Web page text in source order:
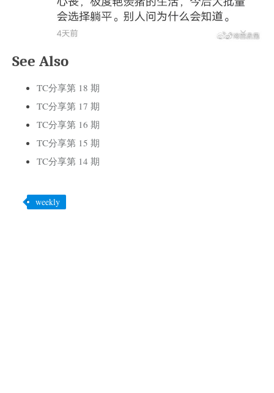
See Also
TC分享第 18 期
TC分享第 17 期
TC分享第 16 期
TC分享第 15 期
TC分享第 14 期
weekly